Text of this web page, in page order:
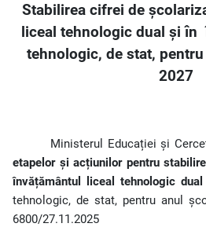
Stabilirea cifrei de
liceal tehnologic dual și în
tehnologic, de stat,
2027
Ministerul Educației și
etapelor și acțiunilor pentru
învățământul liceal tehnologic
tehnologic, de stat, pentru anul
6800/27.11.2025